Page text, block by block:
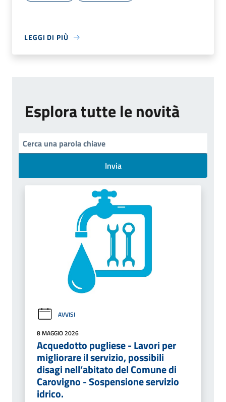
LEGGI DI PIÙ
Esplora tutte le novità
Invia
AVVISI
8 MAGGIO 2026
Acquedotto pugliese - Lavori per
migliorare il servizio, possibili
disagi nell’abitato del Comune di
Carovigno - Sospensione servizio
idrico.